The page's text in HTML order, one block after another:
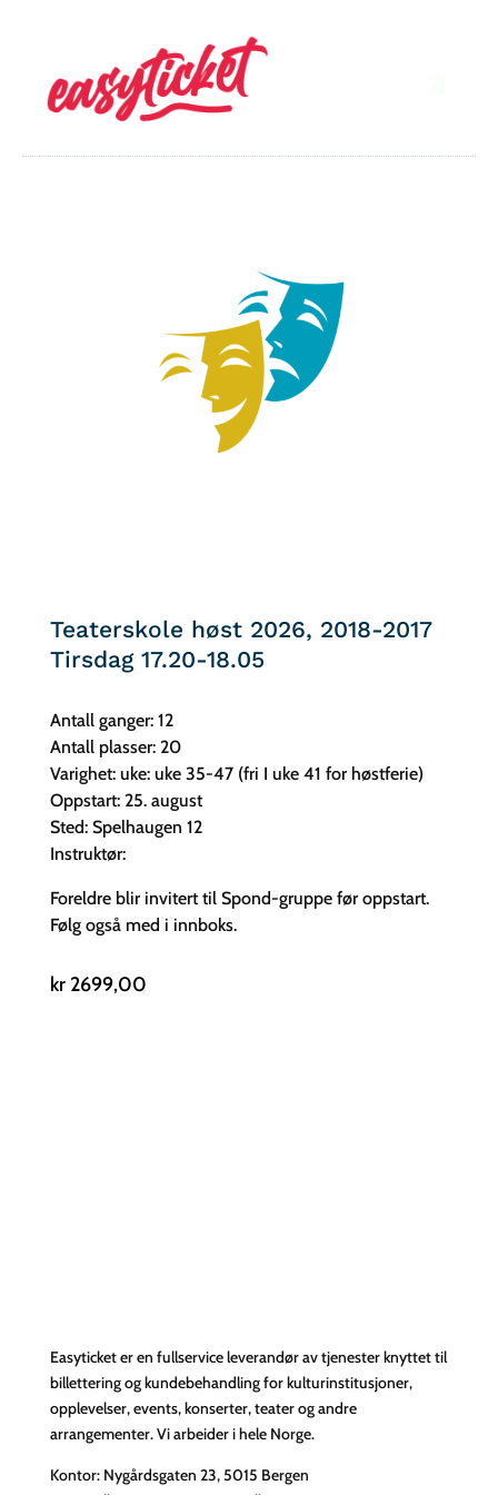
Teaterskole høst 2026, 2018-2017
Tirsdag 17.20-18.05
Antall ganger: 12
Antall plasser: 20
Varighet: uke: uke 35-47 (fri I uke 41 for høstferie)
Oppstart: 25. august
Sted: Spelhaugen 12
Instruktør:
Foreldre blir invitert til Spond-gruppe før oppstart.
Følg også med i innboks.
kr2699,00
Easyticket er en fullservice leverandør av tjenester knyttet til
billettering og kundebehandling for kulturinstitusjoner,
opplevelser, events, konserter, teater og andre
arrangementer. Vi arbeider i hele Norge.
Kontor: Nygårdsgaten 23, 5015 Bergen